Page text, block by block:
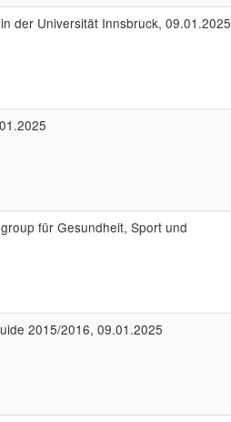
der Universität Innsbruck, 09.01.2025
für Gesundheit, Sport und
2015/2016, 09.01.2025